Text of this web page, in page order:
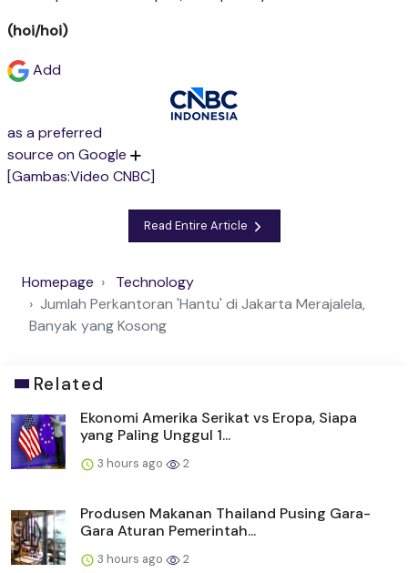
(hoi/hoi)
Add
as a preferred
source on Google
[Gambas:Video CNBC]
Read Entire Article
Homepage
Technology
Jumlah Perkantoran 'Hantu' di Jakarta Merajalela,
Banyak yang Kosong
Related
Ekonomi Amerika Serikat vs Eropa, Siapa
yang Paling Unggul 1...
3 hours ago 2
Produsen Makanan Thailand Pusing Gara-
Gara Aturan Pemerintah...
3 hours ago 2